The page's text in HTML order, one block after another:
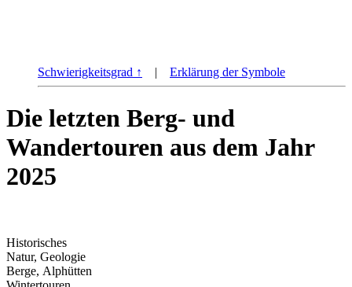
Schwierigkeitsgrad ↑ | Erklärung der Symbole
Die letzten Berg- und
Wandertouren aus dem Jahr
2025
Historisches
Natur, Geologie
Berge, Alphütten